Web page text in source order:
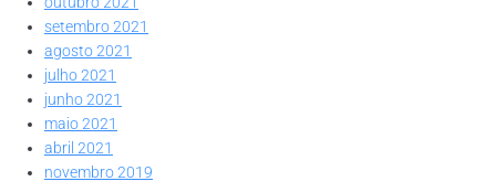
setembro 2021
agosto 2021
julho 2021
junho 2021
maio 2021
abril 2021
novembro 2019